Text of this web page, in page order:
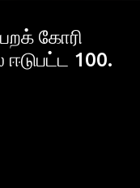
கோரி
100.